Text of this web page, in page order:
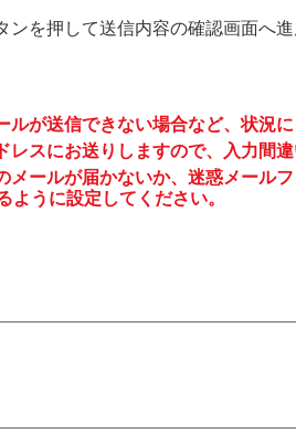
を押して送信内容の確認画面へ進
が送信できない場合など、状況
スにお送りしますので、入力間違
ールが届かないか、迷惑メール
うに設定してください。